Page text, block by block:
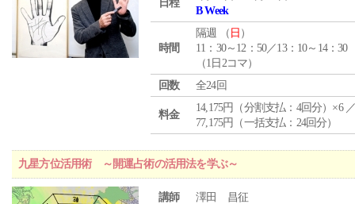
日程
B Week
時間
隔週 （ 日 ）
11：30～12：50／13：10～14：30
（1日2コマ）
回数
全24回
料金
14,175円（分割支払：4回分）×6
77,175円（一括支払：24回分）
九星方位活用術 ～開運占術の活用法を学ぶ～
講師
澤田 昌征